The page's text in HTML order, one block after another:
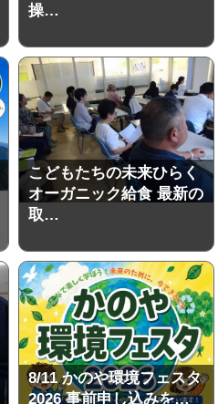
操…
こどもたちの未来ひらく
オーガニック給食 最新の
取…
8/11 かのや環境フェスタ
2026 事前申し込みを…